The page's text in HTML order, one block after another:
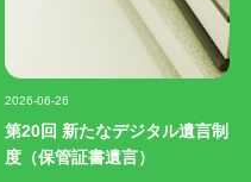
2026-06-26
第20回 新たなデジタル遺言制
度（保管証書遺言）